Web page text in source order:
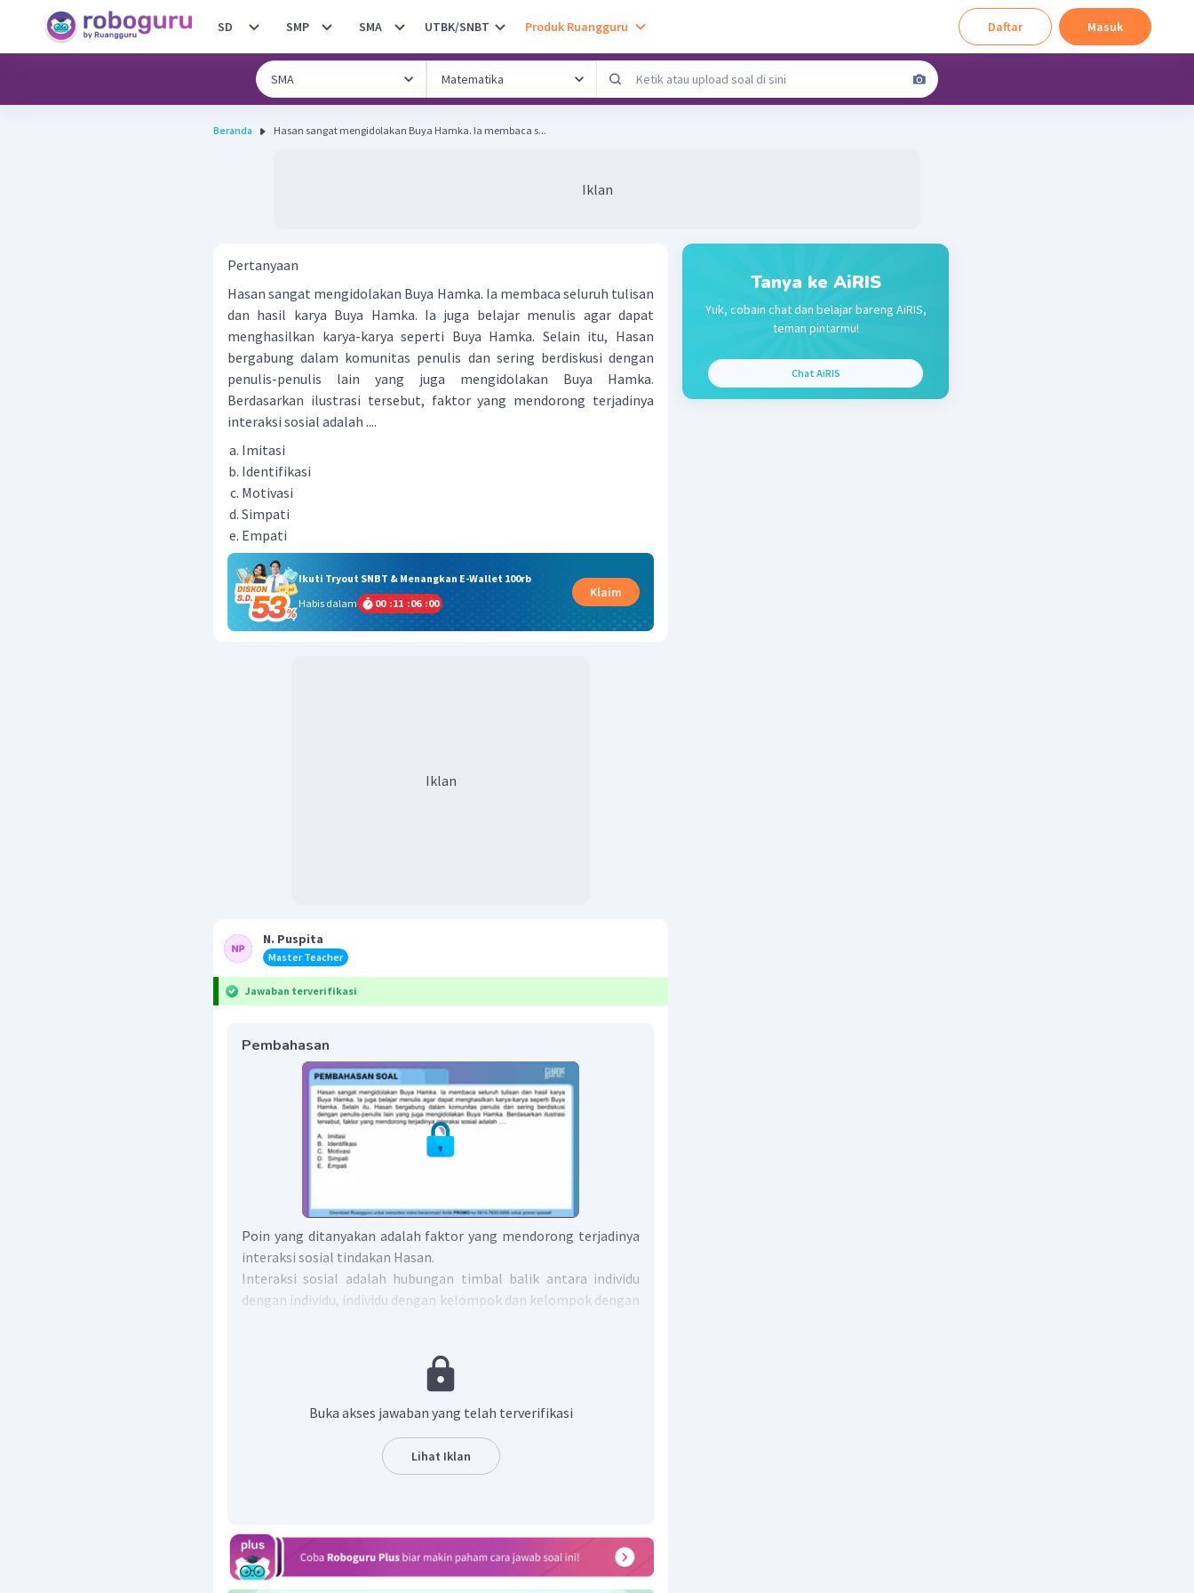
SD SMP SMA UTBK/SNBT Produk Ruangguru Daftar Masuk
Beranda Hasan sangat mengidolakan Buya Hamka. Ia membaca s...
Iklan
Pertanyaan
Hasan sangat mengidolakan Buya Hamka. Ia membaca seluruh tulisan
dan hasil karya Buya Hamka. Ia juga belajar menulis agar dapat
menghasilkan karya-karya seperti Buya Hamka. Selain itu, Hasan
bergabung dalam komunitas penulis dan sering berdiskusi dengan
penulis-penulis lain yang juga mengidolakan Buya Hamka.
Berdasarkan ilustrasi tersebut, faktor yang mendorong terjadinya
interaksi sosial adalah ....
Imitasi
Identifikasi
Motivasi
Simpati
Empati
Ikuti Tryout SNBT & Menangkan E-Wallet 100rb
Habis dalam
00 :11 :06 :00
Klaim
Iklan
N. Puspita
Master Teacher
Jawaban terverifikasi
Pembahasan
Poin yang ditanyakan adalah faktor yang mendorong terjadinya
interaksi sosial tindakan Hasan.
Interaksi sosial adalah hubungan timbal balik antara individu
dengan individu, individu dengan kelompok dan kelompok dengan
, situasi di mana seseorang
kondisi yang sedang dirasakan oleh orang lain.
yang dirasakan oleh orang lain dan turut
bantuan dengan tindakan nyata
, dorongan atau
pengaruh yang dapat
dari kebiasaannya, kepribadiannya, hingga keseluruhan
gaya hidup yang dijalani.
Imitasi, suatu tindakanmeniruorang lain, seperti hanya
Buka akses jawaban yang telah terverifikasi
Lihat Iklan
Tanya ke AiRIS
Yuk, cobain chat dan belajar bareng AiRIS,
teman pintarmu!
Chat AiRIS